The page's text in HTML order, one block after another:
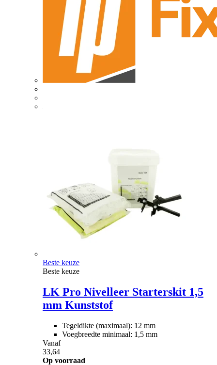
Beste keuze
Beste keuze
LK Pro Nivelleer Starterskit 1,5
mm Kunststof
Tegeldikte (maximaal): 12 mm
Voegbreedte minimaal: 1,5 mm
Vanaf
33,64
Op voorraad